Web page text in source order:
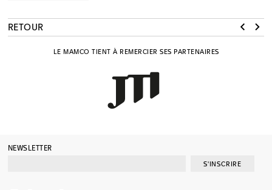
RETOUR
LE MAMCO TIENT À REMERCIER SES PARTENAIRES
NEWSLETTER
S'INSCRIRE